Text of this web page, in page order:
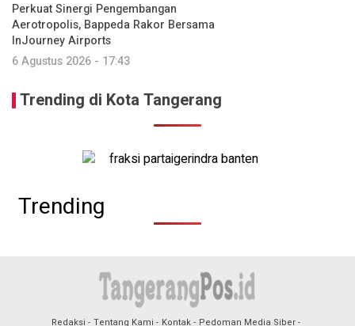
Perkuat Sinergi Pengembangan
Aerotropolis, Bappeda Rakor Bersama
InJourney Airports
6 Agustus 2026 - 17:43
Trending di Kota Tangerang
Trending
Redaksi Tentang Kami Kontak Pedoman Media Siber